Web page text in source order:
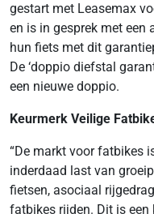
gestart met Leasemax
en is in gesprek met een
hun fiets met dit
De ‘doppio diefstal
een nieuwe doppio.
Keurmerk Veilige
“De markt voor fatbikes
inderdaad last van
fietsen, asociaal
fatbikes rijden. Dit is een